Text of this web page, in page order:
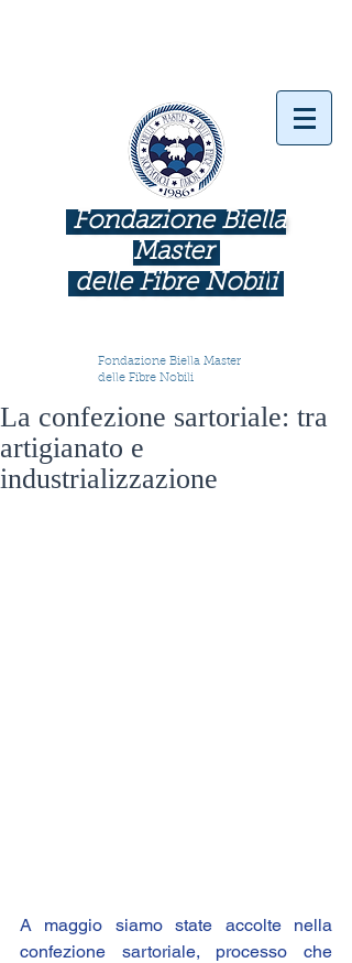
Fondazione Biella
Master
delle Fibre Nobili
Fondazione Biella Master
delle Fibre Nobili
La confezione sartoriale: tra
artigianato e
industrializzazione
A maggio siamo state accolte nella
confezione sartoriale, processo che